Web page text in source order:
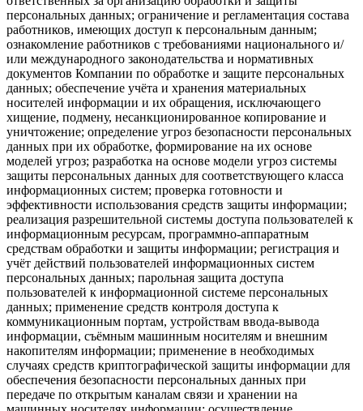
персональных данных; ограничение и регламентация состава
работников, имеющих доступ к персональным данным;
ознакомление работников с требованиями национального и/
или международного законодательства и нормативных
документов Компании по обработке и защите персональных
данных; обеспечение учёта и хранения материальных
носителей информации и их обращения, исключающего
хищение, подмену, несанкционированное копирование и
уничтожение; определение угроз безопасности персональных
данных при их обработке, формирование на их основе
моделей угроз; разработка на основе модели угроз системы
защиты персональных данных для соответствующего класса
информационных систем; проверка готовности и
эффективности использования средств защиты информации;
реализация разрешительной системы доступа пользователей к
информационным ресурсам, программно-аппаратным
средствам обработки и защиты информации; регистрация и
учёт действий пользователей информационных систем
персональных данных; парольная защита доступа
пользователей к информационной системе персональных
данных; применение средств контроля доступа к
коммуникационным портам, устройствам ввода-вывода
информации, съёмным машинным носителям и внешним
накопителям информации; применение в необходимых
случаях средств криптографической защиты информации для
обеспечения безопасности персональных данных при
передаче по открытым каналам связи и хранении на